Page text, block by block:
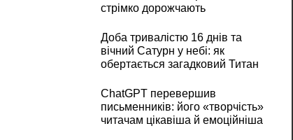
стрімко дорожчають
Доба тривалістю 16 днів та
вічний Сатурн у небі: як
обертається загадковий Титан
ChatGPT перевершив
письменників: його «творчість»
читачам цікавіша й емоційніша